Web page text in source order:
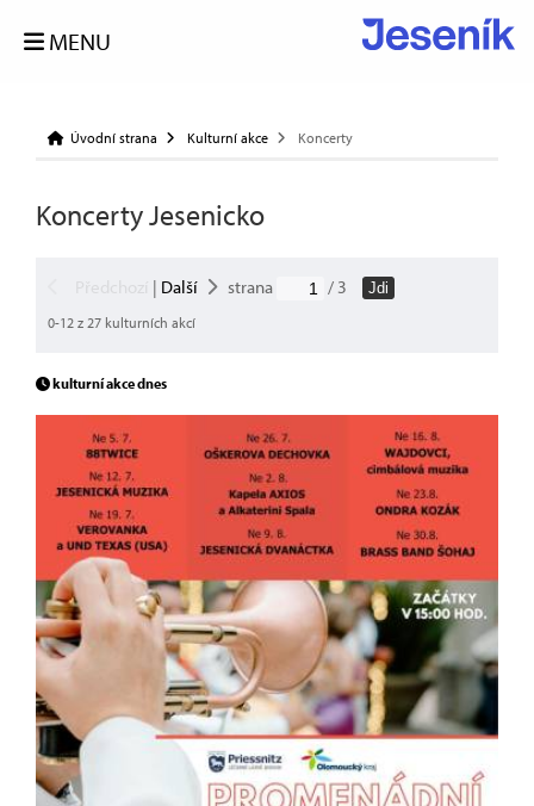
MENU
Úvodní strana Kulturní akce Koncerty
Koncerty Jesenicko
| Další strana / 3
Jdi
0-12 z 27 kulturních akcí
kulturní akce dnes